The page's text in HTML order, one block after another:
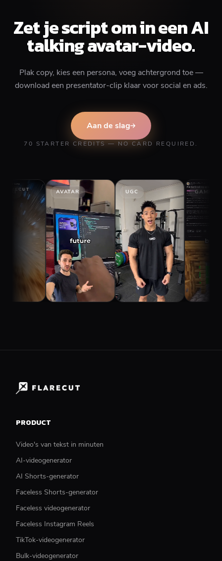
Zet je script om in een AI
talking avatar-video.
Plak copy, kies een persona, voeg achtergrond toe —
download een presentator-clip klaar voor social en ads.
Aan de slag
70 STARTER CREDITS — NO CARD REQUIRED.
AVATAR GAMEPLAY
PRODUCT
Video's van tekst in minuten
AI-videogenerator
AI Shorts-generator
Faceless Shorts-generator
Faceless videogenerator
Faceless Instagram Reels
TikTok-videogenerator
Bulk-videogenerator